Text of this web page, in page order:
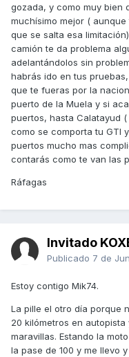
gozada, y como muy bien
muchísimo mejor (
que se salta esa
camión te da problema
adelantándolos sin
habrás ido en tus
que te fueras por la
puerto de la Muela y si
puertos, hasta Calatayud
como se comporta tu GTI
puertos mucho mas
contarás como te van las
Ráfagas
Invitado
Publicado 7 de
Estoy contigo Mik74.
La pille el otro día porque
20 kilómetros en
maravillas. Estando la
la pase de 100 y me llevo